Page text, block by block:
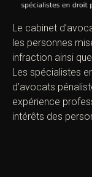
Le cabinet
les personnes
infraction ainsi
Les spécialistes
d’avocats
expérience
intérêts des